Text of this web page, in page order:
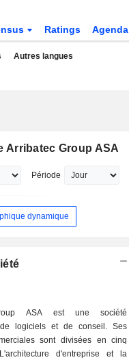
Ratings Agenda
Autres langues
Arribatec Group ASA
Période
dynamique
ASA est une société
logiciels et de conseil. Ses
sont divisées en cinq
d'entreprise et la